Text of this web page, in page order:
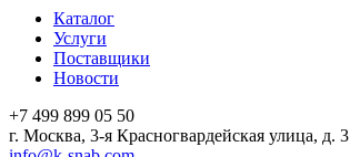
Каталог
Услуги
Поставщики
Новости
+7 499 899 05 50
г. Москва, 3-я Красногвардейская улица, д. 3